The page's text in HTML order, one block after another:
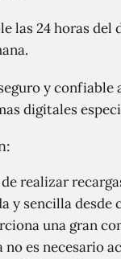
las 24 horas del
y confiable
digitales
realizar
y sencilla desde
una gran
es necesario